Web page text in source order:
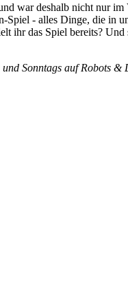
war deshalb nicht nur im
Spiel - alles Dinge, die in
ihr das Spiel bereits? Und
Sonntags auf Robots &